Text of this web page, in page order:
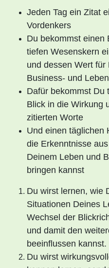
Jeden Tag ein Zitat
Vordenkers
Du bekommst einen
tiefen Wesenskern
und dessen Wert für
Business- und
Dafür bekommst Du
Blick in die Wirkung
zitierten Worte
Und einen täglichen
die Erkenntnisse
Deinem Leben und
bringen kannst
Du wirst lernen, wie
Situationen Deines
Wechsel der
und damit den
beeinflussen kannst.
Du wirst